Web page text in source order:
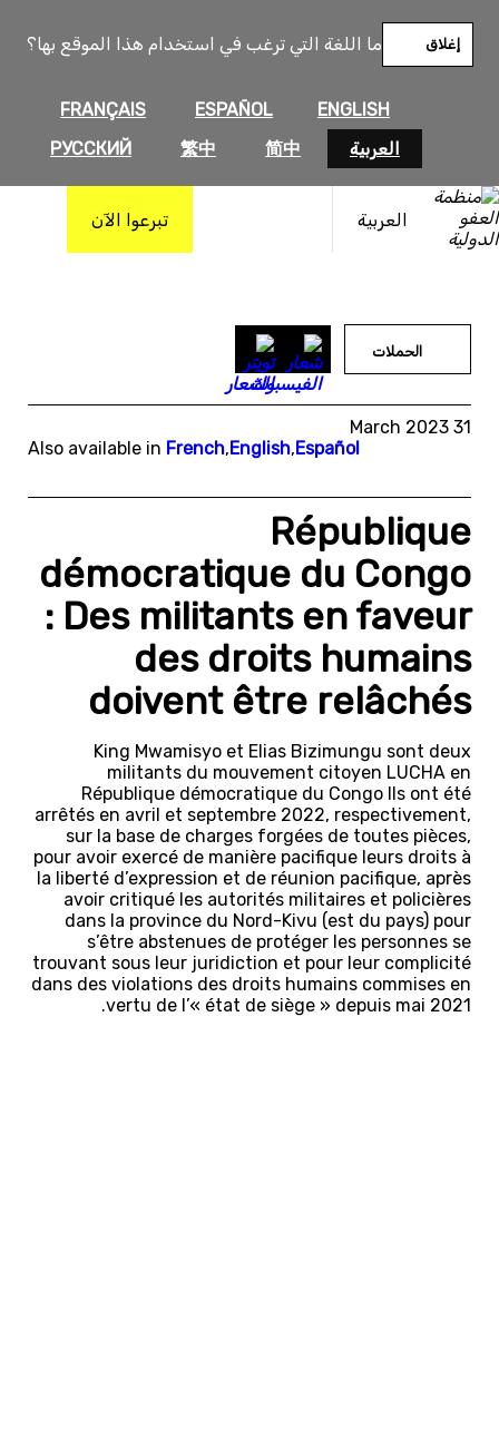
ما اللغة التي ترغب في استخدام هذا الموقع بها؟
ENGLISH
ESPAÑOL
FRANÇAIS
العربية
简中
繁中
РУССКИЙ
إغلاق
العربية تبرعوا الآن
المحتوى
الحملات
31 March 2023
Also available in French,English,Español
République
démocratique du Congo
: Des militants en faveur
des droits humains
doivent être relâchés
King Mwamisyo et Elias Bizimungu sont deux
militants du mouvement citoyen LUCHA en
République démocratique du Congo Ils ont été
arrêtés en avril et septembre 2022, respectivement,
sur la base de charges forgées de toutes pièces,
pour avoir exercé de manière pacifique leurs droits à
la liberté d’expression et de réunion pacifique, après
avoir critiqué les autorités militaires et policières
dans la province du Nord-Kivu (est du pays) pour
s’être abstenues de protéger les personnes se
trouvant sous leur juridiction et pour leur complicité
dans des violations des droits humains commises en
vertu de l’« état de siège » depuis mai 2021.